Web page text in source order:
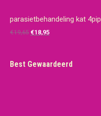
parasietbehandeling kat 4pip
€19,65 Oorspronkelijke
€19,65.
€18,95Huidige
€18,95.
Best Gewaardeerd